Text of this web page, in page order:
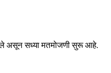
असून सध्या मतमोजणी सुरू आहे.